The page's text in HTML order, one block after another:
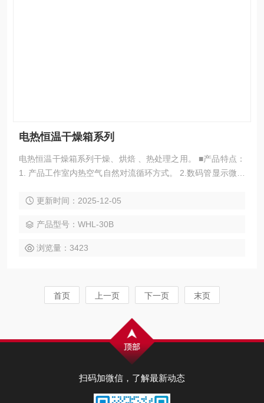
电热恒温干燥箱系列
电热恒温干燥箱系列干燥、烘焙 、热处理之用。 ■产品特点：
1. 产品工作室内热空气自然对流循环方式。 2.数码管显示微电
新型防烫手把手 。
更新时间：2025-12-05
产品型号：WHL-30B
浏览量：3423
首页 上一页 下一页 末页
扫码加微信，了解最新动态